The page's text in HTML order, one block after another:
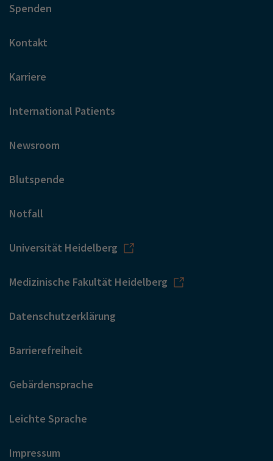
Spenden
Kontakt
Karriere
International Patients
Newsroom
Blutspende
Notfall
Universität Heidelberg
Medizinische Fakultät Heidelberg
Datenschutzerklärung
Barrierefreiheit
Gebärdensprache
Leichte Sprache
Impressum